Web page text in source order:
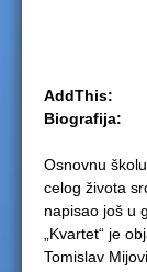
AddThis:
Biografija:
Osnovnu
celog života
napisao još u
„Kvartet“ je
Tomislav